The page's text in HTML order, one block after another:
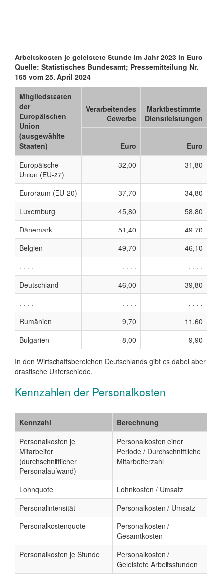
Arbeitskosten je geleistete Stunde im Jahr 2023 in Euro
Quelle: Statistisches Bundesamt; Pressemitteilung Nr.
165 vom 25. April 2024
Mitgliedstaaten
der
Europäischen
Union
(ausgewählte
Staaten)
Verarbeitendes
Gewerbe
Marktbestimmte
Dienstleistungen
Euro
Euro
Europäische
Union (EU-27)
32,00 31,80
Euroraum (EU-20) 37,70
34,80
Luxemburg
45,80
58,80
Dänemark
51,40
49,70
Belgien
49,70
46,10
. . . .
. . . .
. . . .
Deutschland
46,00
39,80
. . . .
. . . .
. . . .
Rumänien
9,70
11,60
Bulgarien
8,00 9,90
In den Wirtschaftsbereichen Deutschlands gibt es dabei aber
drastische Unterschiede.
Kennzahlen der Personalkosten
Kennzahl
Berechnung
Personalkosten je
Mitarbeiter
(durchschnittlicher
Personalaufwand)
Personalkosten einer
Periode / Durchschnittliche
Mitarbeiterzahl
Lohnquote
Lohnkosten / Umsatz
Personalintensität
Personalkosten / Umsatz
Personalkostenquote
Personalkosten /
Gesamtkosten
Personalkosten je Stunde
Personalkosten /
Geleistete Arbeitsstunden